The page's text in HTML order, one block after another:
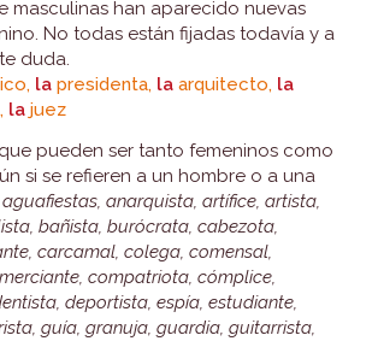
masculinas han aparecido nuevas
No todas están fijadas todavía y a
duda.
la presidenta, la arquitecto, la
la juez
pueden ser tanto femeninos como
si se refieren a un hombre o a una
anarquista, artífice, artista,
bañista, burócrata, cabezota,
carcamal, colega, comensal,
compatriota, cómplice,
deportista, espía, estudiante,
guía, granuja, guardia, guitarrista,